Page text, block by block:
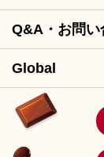
Q&A・お問い
Global